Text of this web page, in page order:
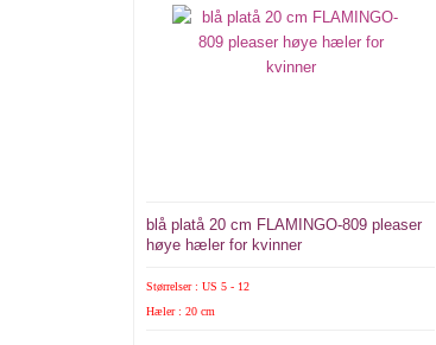
blå platå 20 cm FLAMINGO-809 pleaser
høye hæler for kvinner
Størrelser : US 5 - 12
Hæler : 20 cm